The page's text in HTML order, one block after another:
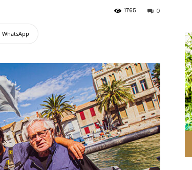
0
1765
WhatsApp